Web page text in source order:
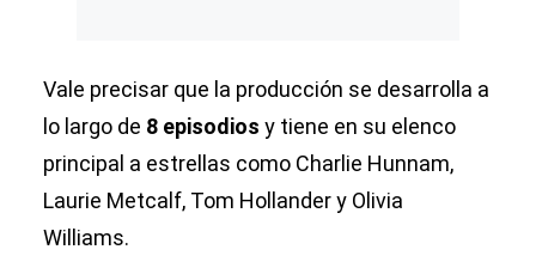
Vale precisar que la producción se desarrolla a
lo largo de 8 episodios y tiene en su elenco
principal a estrellas como Charlie Hunnam,
Laurie Metcalf, Tom Hollander y Olivia
Williams.